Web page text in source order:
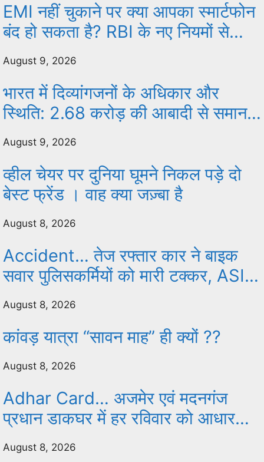
EMI नहीं चुकाने पर क्या आपका स्मार्टफोन
बंद हो सकता है? RBI के नए नियमों से
समझिए फोन लॉक और उपभोक्ता के
अधिकार
August 9, 2026
भारत में दिव्यांगजनों के अधिकार और
स्थिति: 2.68 करोड़ की आबादी से समान
अवसर की लड़ाई तक
August 9, 2026
व्हील चेयर पर दुनिया घूमने निकल पड़े दो
बेस्ट फ्रेंड । वाह क्या जज़्बा है
August 8, 2026
Accident… तेज रफ्तार कार ने बाइक
सवार पुलिसकर्मियों को मारी टक्कर, ASI
की हालत गंभीर, जयपुर रेफर
August 8, 2026
कांवड़ यात्रा “सावन माह” ही क्यों ??
August 8, 2026
Adhar Card… अजमेर एवं मदनगंज
प्रधान डाकघर में हर रविवार को आधार
सेवाओं का संचालन
August 8, 2026